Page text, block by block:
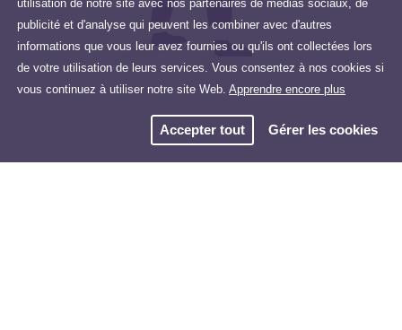
utilisation de notre site avec nos partenaires de médias sociaux, de
publicité et d'analyse qui peuvent les combiner avec d'autres
informations que vous leur avez fournies ou qu'ils ont collectées lors
de votre utilisation de leurs services. Vous consentez à nos cookies si
vous continuez à utiliser notre site Web.Apprendre encore plus
Accepter tout Gérer les cookies